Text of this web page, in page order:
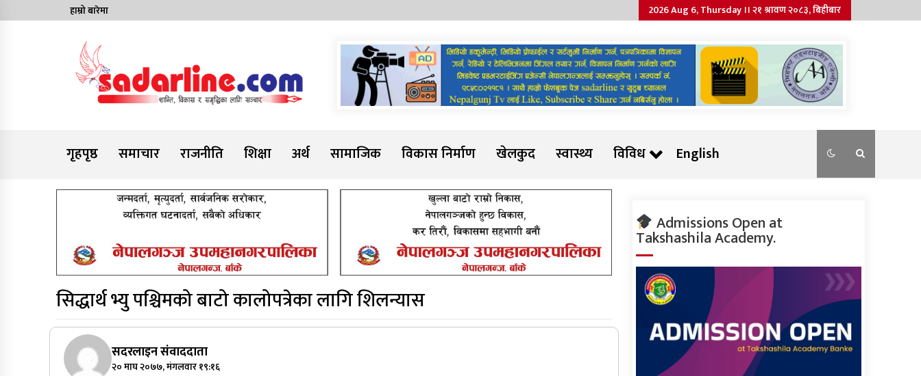
to
हाम्रो बारेमा 2026 Aug 6, Thursday ।। २१ श्रावण २०८३, बिहीबार
Sadarline
गृहपृष्ठ
समाचार राजनीति शिक्षा अर्थ सामाजिक विकास निर्माण खेलकुद स्वास्थ्य विविध English
सिद्धार्थ भ्यु पश्चिमको बाटो कालोपत्रेका लागि शिलन्यास
सदरलाइन संवाददाता
२० माघ २०७७, मंगलवार १९:१६
Admissions Open at
Takshashila Academy.